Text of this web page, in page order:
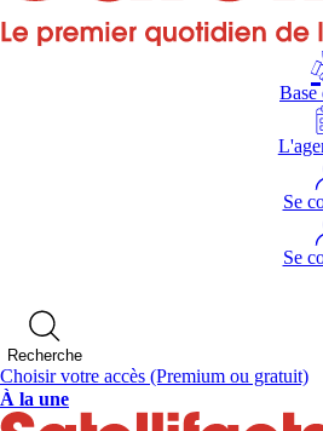
Base
Se
Se
Recherche
Choisir votre accès (Premium ou gratuit)
À la une